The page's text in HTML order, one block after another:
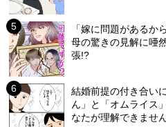
「嫁に問題があるか
母の驚きの見解に唖
張!?
結婚前提の付き合い
ん」と「オムライス
なたが理解できませ